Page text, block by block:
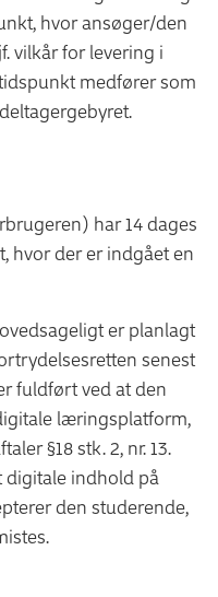
hvor ansøger/den
vilkår for levering i
medfører som
har 14 dages
hvor der er indgået en
er planlagt
senest
fuldført ved at den
læringsplatform,
§18 stk. 2, nr. 13.
digitale indhold på
den studerende,